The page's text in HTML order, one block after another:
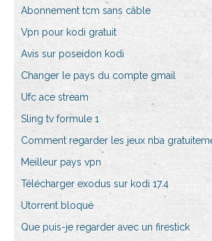
Abonnement tcm sans câble
Vpn pour kodi gratuit
Avis sur poseidon kodi
Changer le pays du compte gmail
Ufc ace stream
Sling tv formule 1
Comment regarder les jeux nba
Meilleur pays vpn
Télécharger exodus sur kodi 17.4
Utorrent bloqué
Que puis-je regarder avec un firestick